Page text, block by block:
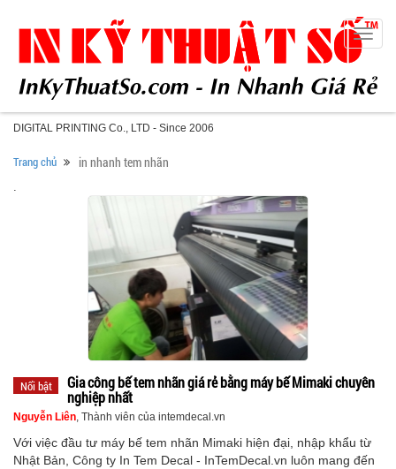
DIGITAL PRINTING Co., LTD - Since 2006
Toggle
Trang chủ in nhanh tem nhãn
.
Nổi bật
Gia công bế tem nhãn giá rẻ bằng máy bế Mimaki chuyên
nghiệp nhất
Nguyễn Liên, Thành viên của intemdecal.vn
Với việc đầu tư máy bế tem nhãn Mimaki hiện đại, nhập khẩu từ
Nhật Bản, Công ty In Tem Decal - InTemDecal.vn luôn mang đến